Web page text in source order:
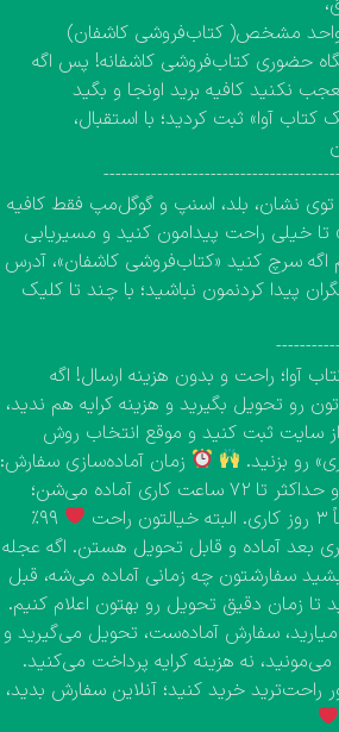
حضوری کتاب‌فروشی کاشفانه! پس اگه
نکنید کافیه برید اونجا و بگید
آوا» ثبت کردید؛ با استقبال،
نشان، بلد، اسنپ و گوگل‌مپ فقط کافیه
تا خیلی راحت پیدامون کنید و مسیریابی
سرچ کنید «کتاب‌فروشی کاشفان»، آدرس
پیدا کردنمون نباشید؛ با چند تا کلیک
آوا؛ راحت و بدون هزینه ارسال! اگه
رو تحویل بگیرید و هزینه کرایه هم ندید،
سایت ثبت کنید و موقع انتخاب روش
رو بزنید.
زمان آماده‌سازی سفارش:
سفارش‌ها حداقل ۱ ساعت و حداکثر تا ۷۲ ساعت کاری آماده می‌شن؛
۹۹٪
بعد آماده و قابل تحویل هستن. اگه عجله
سفارشتون چه زمانی آماده می‌شه، قبل
تا زمان دقیق تحویل رو بهتون اعلام کنیم.
سفارش آماده‌ست، تحویل می‌گیرید و
نه هزینه کرایه پرداخت می‌کنید.
راحت‌ترید خرید کنید؛ آنلاین سفارش بدید،